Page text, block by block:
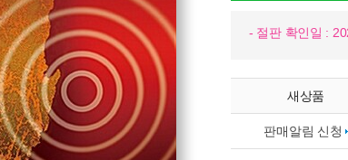
- 절판 확인일 :
새상품
판매알림 신청